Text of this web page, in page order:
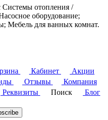
отопления /
оборудование;
​Мебель для ванных комнат.
Кабинет
Акции
Отзывы
Компания
Реквизиты Поиск
Блог